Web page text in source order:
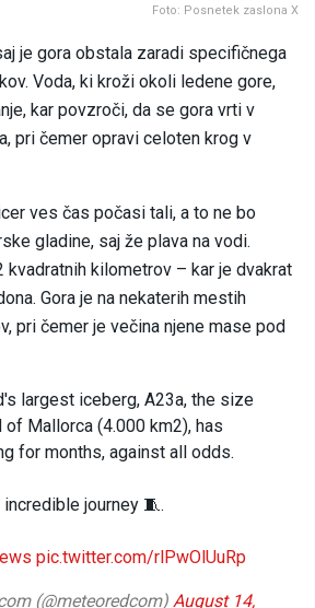
Foto: Posnetek zaslona X
je gora obstala zaradi specifičnega
Voda, ki kroži okoli ledene gore,
kar povzroči, da se gora vrti v
pri čemer opravi celoten krog v
ves čas počasi tali, a to ne bo
gladine, saj že plava na vodi.
kvadratnih kilometrov – kar je dvakrat
Gora je na nekaterih mestih
pri čemer je večina njene mase pod
largest iceberg, A23a, the size
Mallorca (4.000 km2), has
for months, against all odds.
journey 🧵.
pic.twitter.com/rlPwOlUuRp
(@meteoredcom) August 14,